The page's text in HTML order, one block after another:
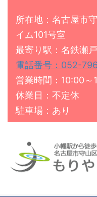
所在地：名古屋市
イム101号室
最寄り駅：名鉄瀬
電話番号：052-
営業時間：10:00～
休業日：不定休
駐車場：あり